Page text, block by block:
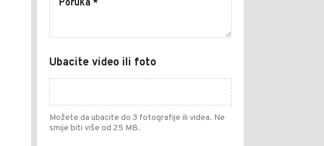
Ubacite video ili foto
Možete da ubacite do 3 fotografije ili videa. Ne
smije biti više od 25 MB.